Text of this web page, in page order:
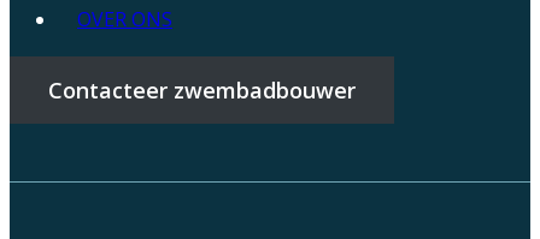
OVER ONS
Contacteer zwembadbouwer